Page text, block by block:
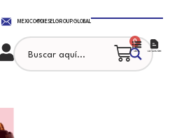
MEXICO@DIESELGROUP.GLOBAL
0